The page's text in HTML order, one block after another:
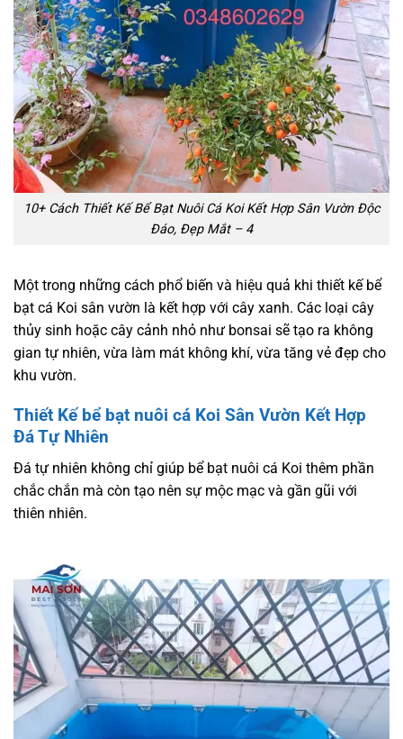
10+ Cách Thiết Kế Bể Bạt Nuôi Cá Koi Kết Hợp Sân Vườn Độc
Đáo, Đẹp Mắt – 4
Một trong những cách phổ biến và hiệu quả khi thiết kế bể
bạt cá Koi sân vườn là kết hợp với cây xanh. Các loại cây
thủy sinh hoặc cây cảnh nhỏ như bonsai sẽ tạo ra không
gian tự nhiên, vừa làm mát không khí, vừa tăng vẻ đẹp cho
khu vườn.
Thiết Kế bể bạt nuôi cá Koi Sân Vườn Kết Hợp
Đá Tự Nhiên
Đá tự nhiên không chỉ giúp bể bạt nuôi cá Koi thêm phần
chắc chắn mà còn tạo nên sự mộc mạc và gần gũi với
thiên nhiên.